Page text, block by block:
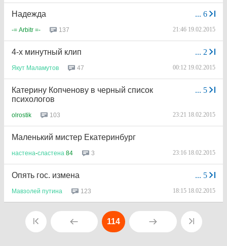
... 6
Надежда
-= Arbitr =- 137 21:46 19.02.2015
... 2
4-x минутный клип
Якут Маламутов 47 00:12 19.02.2015
... 5
Катерину Копченову в черный список
психологов
olrostik 103 23:21 18.02.2015
Маленький мистер Екатеринбург
настена-сластена 84 3 23:16 18.02.2015
... 5
Опять гос. измена
Мавзолей путина 123 18:15 18.02.2015
114